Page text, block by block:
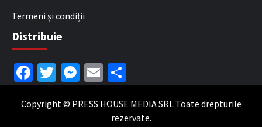
Termeni și condiții
Distribuie
Facebook
Twitter
Messenger
Email
Copyright © PRESS HOUSE MEDIA SRL Toate drepturile
rezervate.